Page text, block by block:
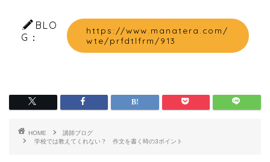
BLO
G：
https://www.manatera.com/
wte/prfdtlfrm/913
HOME
講師ブログ
学校では教えてくれない？ 作文を書く時の3ポイント